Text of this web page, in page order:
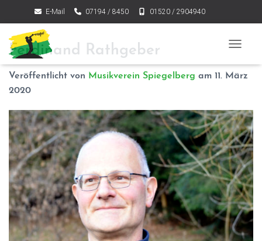
E-Mail 07194 / 8450 01520 / 2904940
Ferdinand Rathgeber
Veröffentlicht von Musikverein Spiegelberg am 11. März
2020